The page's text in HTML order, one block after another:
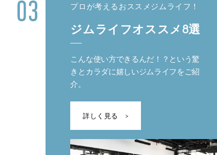
プロが考えるおススメジムライフ！
ジムライフオススメ8選
こんな使い方できるんだ！？という驚
きとカラダに嬉しいジムライフをご紹
介。
詳しく見る